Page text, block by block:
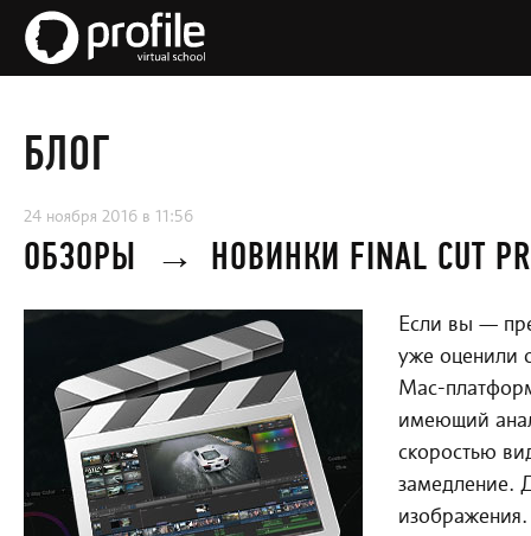
БЛОГ
24 ноября 2016 в 11:56
ОБЗОРЫ → НОВИНКИ FINAL CUT
Если вы —
уже оценили
Mac-
имеющий
скоростью
замедление.